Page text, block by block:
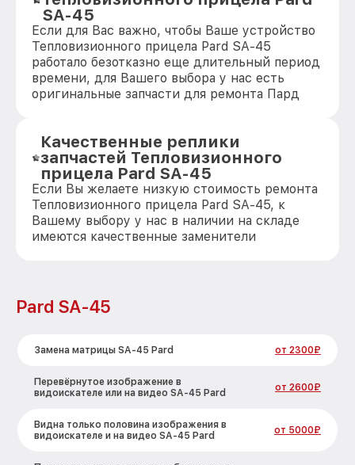
SA-45
Если для Вас важно, чтобы Ваше устройство
Тепловизионного прицела Pard SA-45
работало безотказно еще длительный период
времени, для Вашего выбора у нас есть
оригинальные запчасти для ремонта Пард
Качественные реплики
запчастей Тепловизионного
прицела Pard SA-45
Если Вы желаете низкую стоимость ремонта
Тепловизионного прицела Pard SA-45, к
Вашему выбору у нас в наличии на складе
имеются качественные заменители
Pard SA-45
Замена матрицы SA-45 Pard от 2300₽
Перевёрнутое изображение в
видоискателе или на видео SA-45 Pard
от 2600₽
Видна только половина изображения в
видоискателе и на видео SA-45 Pard
от 5000₽